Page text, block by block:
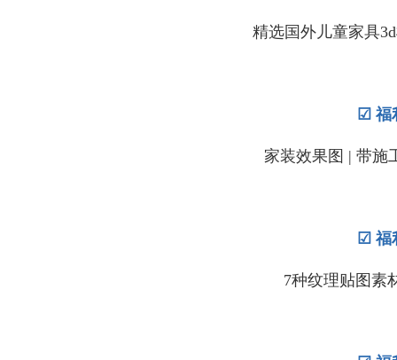
精选国外儿童家具
☑ 福
家装效果图 | 带施
☑ 福
7种纹理贴图素